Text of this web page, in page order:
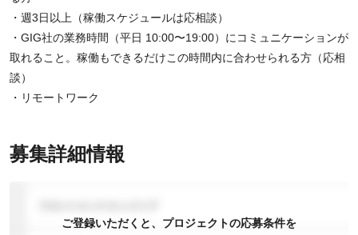
・週3日以上（稼働スケジュールは応相談）
・GIG社の業務時間（平日 10:00〜19:00）にコミュニケーションが
取れること。稼働もできるだけこの時間内に合わせられる方（応相
談）
・リモートワーク
募集詳細情報
ご登録いただくと、プロジェクトの応募条件を